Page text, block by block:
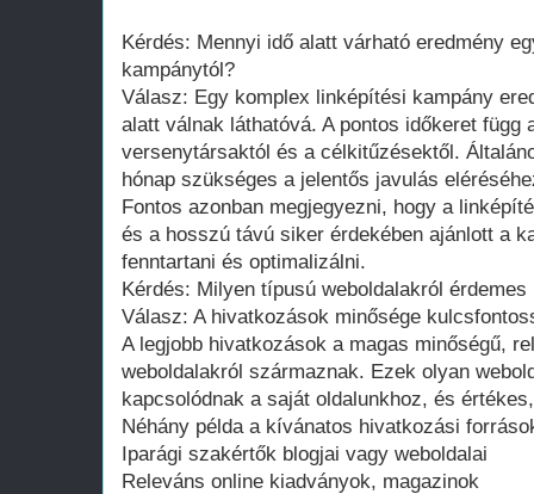
Kérdés: Mennyi idő alatt várható eredmény
kampánytól?
Válasz: Egy komplex linképítési kampány
alatt válnak láthatóvá. A pontos időkeret függ
versenytársaktól és a célkitűzésektől.
hónap szükséges a jelentős javulás
Fontos azonban megjegyezni, hogy a
és a hosszú távú siker érdekében ajánlott a
fenntartani és optimalizálni.
Kérdés: Milyen típusú weboldalakról
Válasz: A hivatkozások minősége
A legjobb hivatkozások a magas minőségű,
weboldalakról származnak. Ezek olyan
kapcsolódnak a saját oldalunkhoz, és
Néhány példa a kívánatos hivatkozási
Iparági szakértők blogjai vagy weboldalai
Releváns online kiadványok, magazinok